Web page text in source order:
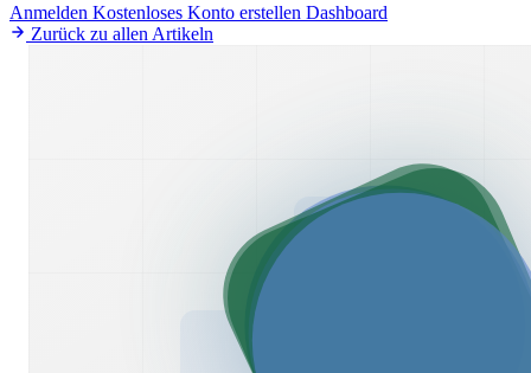
Anmelden Kostenloses Konto erstellen Dashboard
Zurück zu allen Artikeln